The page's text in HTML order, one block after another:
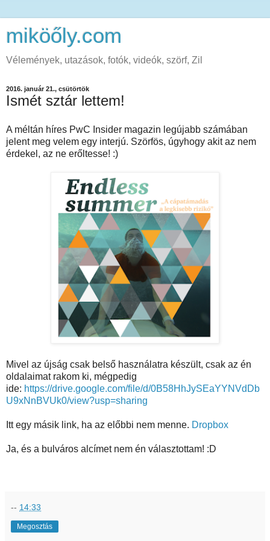
miköőly.com
Vélemények, utazások, fotók, videók, szörf, Zil
2016. január 21., csütörtök
Ismét sztár lettem!
A méltán híres PwC Insider magazin legújabb számában
jelent meg velem egy interjú. Szörfös, úgyhogy akit az nem
érdekel, az ne erőltesse! :)
Mivel az újság csak belső használatra készült, csak az én
oldalaimat rakom ki, mégpedig
ide: https://drive.google.com/file/d/0B58HhJySEaYYNVdDb
U9xNnBVUk0/view?usp=sharing
Itt egy másik link, ha az előbbi nem menne. Dropbox
Ja, és a bulváros alcímet nem én választottam! :D
-- 14:33
Megosztás